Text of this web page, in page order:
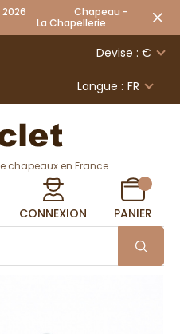
2026 Chapeau -
Chapellerie
Devise : €
Langue : FR
chapeaux en France
CONNEXION PANIER